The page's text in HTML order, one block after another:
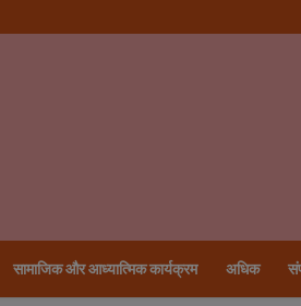
सामाजिक और आध्यात्मिक कार्यक्रम अधिक